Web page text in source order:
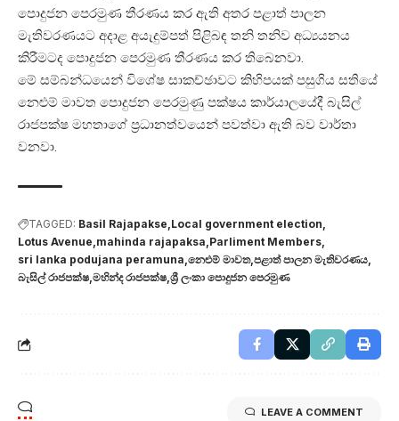
පොදුජන පෙරමුණ තීරණය කර ඇති අතර පළාත් පාලන
මැතිවරණයට අදාළ අයැදුම්පත් පිළිබඳ තනි තනිව අධ්‍යයනය
කිරීමටද පොදුජන පෙරමුණ තීරණය කර තිබෙනවා.
මේ සම්බන්ධයෙන් විශේෂ සාකච්ඡාවට කිහිපයක් පසුගිය සතියේ
නෙළුම් මාවත පොදුජන පෙරමුණු පක්ෂය කාර්යාලයේදී බැසිල්
රාජපක්ෂ මහතාගේ ප්‍රධානත්වයෙන් පවත්වා ඇති බව වාර්තා
වනවා.
TAGGED: Basil Rajapakse Local government election
Lotus Avenue mahinda rajapaksa Parliment Members
sri lanka podujana peramuna නෙළුම් මාවත පළාත් පාලන මැතිවරණය
බැසිල් රාජපක්ෂ මහින්ද රාජපක්ෂ ශ්‍රී ලංකා පොදුජන පෙරමුණ
LEAVE A COMMENT